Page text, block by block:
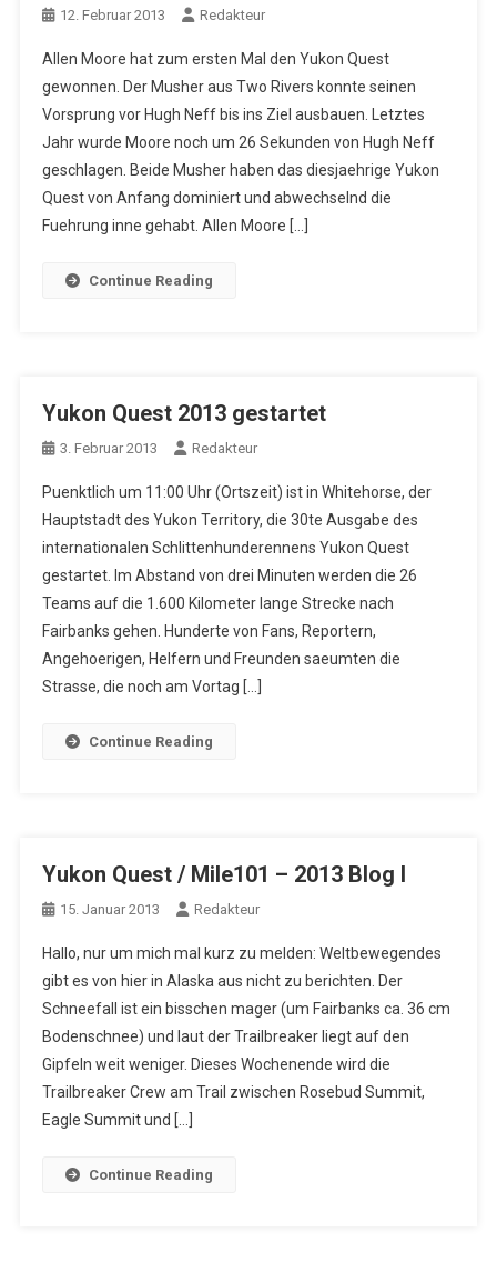
12. Februar 2013 Redakteur
Allen Moore hat zum ersten Mal den Yukon Quest
gewonnen. Der Musher aus Two Rivers konnte seinen
Vorsprung vor Hugh Neff bis ins Ziel ausbauen. Letztes
Jahr wurde Moore noch um 26 Sekunden von Hugh Neff
geschlagen. Beide Musher haben das diesjaehrige Yukon
Quest von Anfang dominiert und abwechselnd die
Fuehrung inne gehabt. Allen Moore […]
Continue Reading
Yukon Quest 2013 gestartet
3. Februar 2013 Redakteur
Puenktlich um 11:00 Uhr (Ortszeit) ist in Whitehorse, der
Hauptstadt des Yukon Territory, die 30te Ausgabe des
internationalen Schlittenhunderennens Yukon Quest
gestartet. Im Abstand von drei Minuten werden die 26
Teams auf die 1.600 Kilometer lange Strecke nach
Fairbanks gehen. Hunderte von Fans, Reportern,
Angehoerigen, Helfern und Freunden saeumten die
Strasse, die noch am Vortag […]
Continue Reading
Yukon Quest / Mile101 – 2013 Blog I
15. Januar 2013 Redakteur
Hallo, nur um mich mal kurz zu melden: Weltbewegendes
gibt es von hier in Alaska aus nicht zu berichten. Der
Schneefall ist ein bisschen mager (um Fairbanks ca. 36 cm
Bodenschnee) und laut der Trailbreaker liegt auf den
Gipfeln weit weniger. Dieses Wochenende wird die
Trailbreaker Crew am Trail zwischen Rosebud Summit,
Eagle Summit und […]
Continue Reading